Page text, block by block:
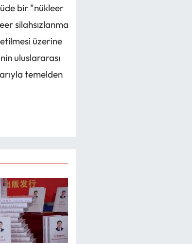
bir "nükleer
silahsızlanma
üzerine
uluslararası
temelden